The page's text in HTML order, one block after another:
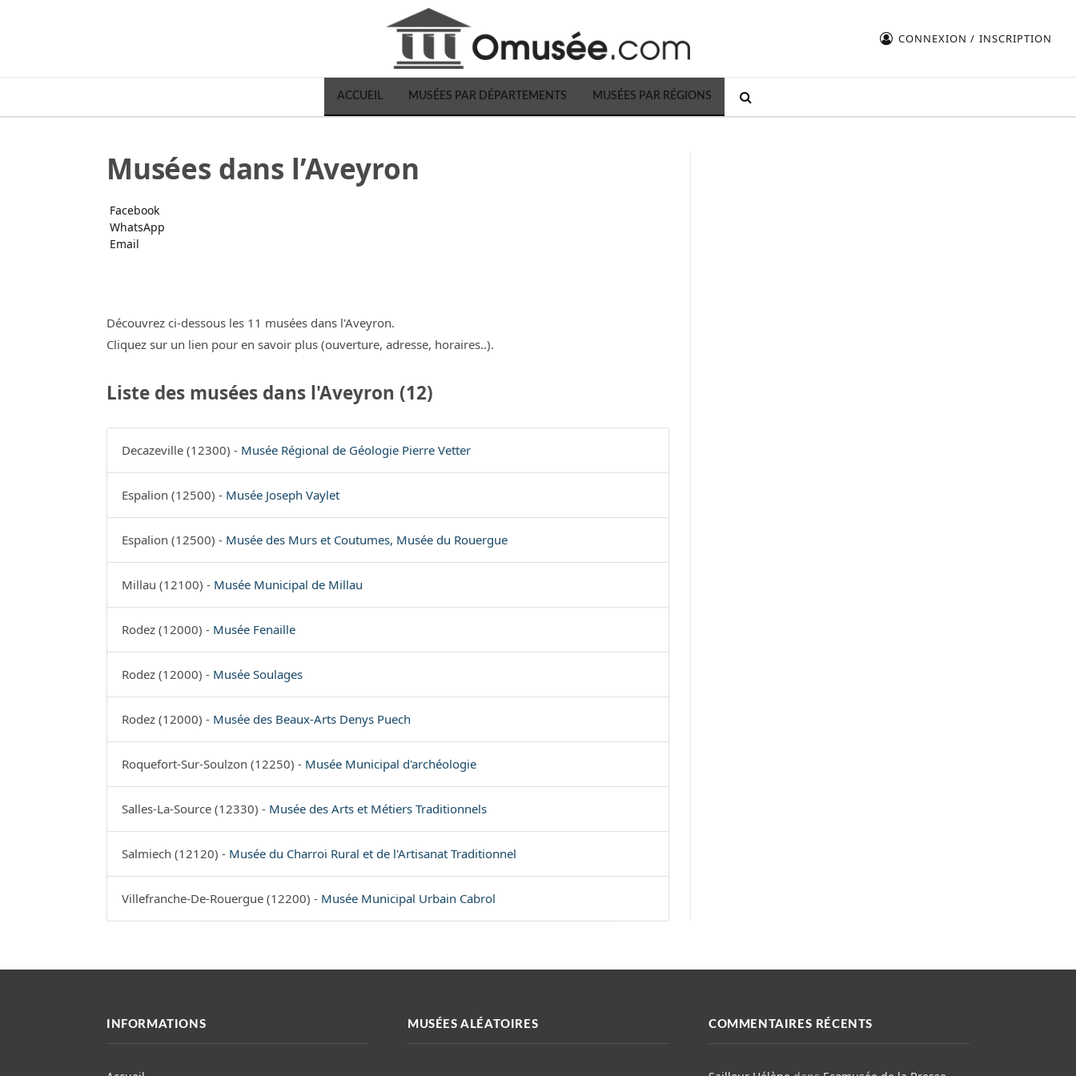
CONNEXION / INSCRIPTION
ACCUEIL MUSÉES PAR DÉPARTEMENTS MUSÉES PAR RÉGIONS
Musées dans l’Aveyron
Facebook
WhatsApp
Email
Découvrez ci-dessous les 11 musées dans l'Aveyron.
Cliquez sur un lien pour en savoir plus (ouverture, adresse, horaires..).
Liste des musées dans l'Aveyron (12)
Decazeville (12300) - Musée Régional de Géologie Pierre Vetter
Espalion (12500) - Musée Joseph Vaylet
Espalion (12500) - Musée des Murs et Coutumes, Musée du Rouergue
Millau (12100) - Musée Municipal de Millau
Rodez (12000) - Musée Fenaille
Rodez (12000) - Musée Soulages
Rodez (12000) - Musée des Beaux-Arts Denys Puech
Roquefort-Sur-Soulzon (12250) - Musée Municipal d'archéologie
Salles-La-Source (12330) - Musée des Arts et Métiers Traditionnels
Salmiech (12120) - Musée du Charroi Rural et de l'Artisanat Traditionnel
Villefranche-De-Rouergue (12200) - Musée Municipal Urbain Cabrol
INFORMATIONS MUSÉES ALÉATOIRES COMMENTAIRES RÉCENTS